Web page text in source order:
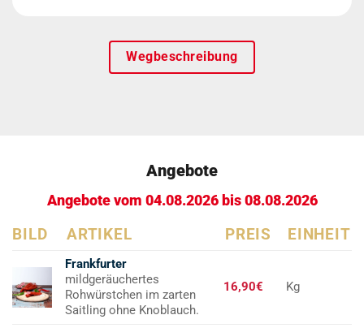
Wegbeschreibung
Angebote
Angebote vom 04.08.2026 bis 08.08.2026
BILD ARTIKEL PREIS EINHEIT
Frankfurter
mildgeräuchertes
Rohwürstchen im zarten
Saitling ohne Knoblauch.
16,90€ Kg